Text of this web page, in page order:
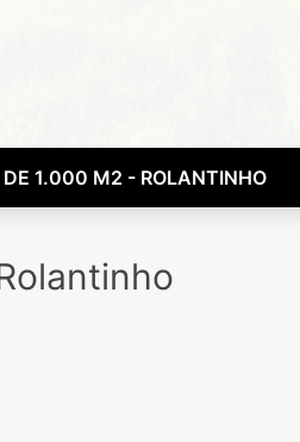
DE 1.000 M2 - ROLANTINHO